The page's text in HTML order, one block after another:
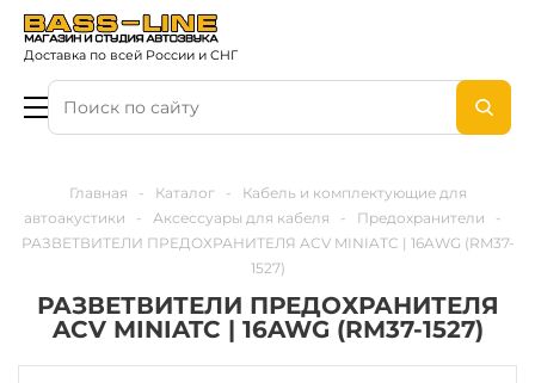
Доставка по всей России и СНГ
Главная - Каталог -
Кабель и комплектующие для
автоакустики
- Аксессуары для кабеля - Предохранители
-
РАЗВЕТВИТЕЛИ ПРЕДОХРАНИТЕЛЯ ACV MINIATC | 16AWG (RM37-
1527)
РАЗВЕТВИТЕЛИ ПРЕДОХРАНИТЕЛЯ
ACV MINIATC | 16AWG (RM37-1527)